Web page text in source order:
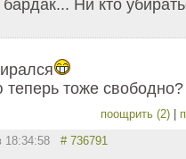
Ни кто
тоже свободно?
поощрить (2)
18:34:58 # 736791